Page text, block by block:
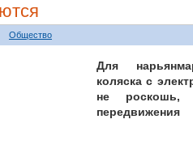
Общество
Для
коляска с
не роскошь,
передвижения